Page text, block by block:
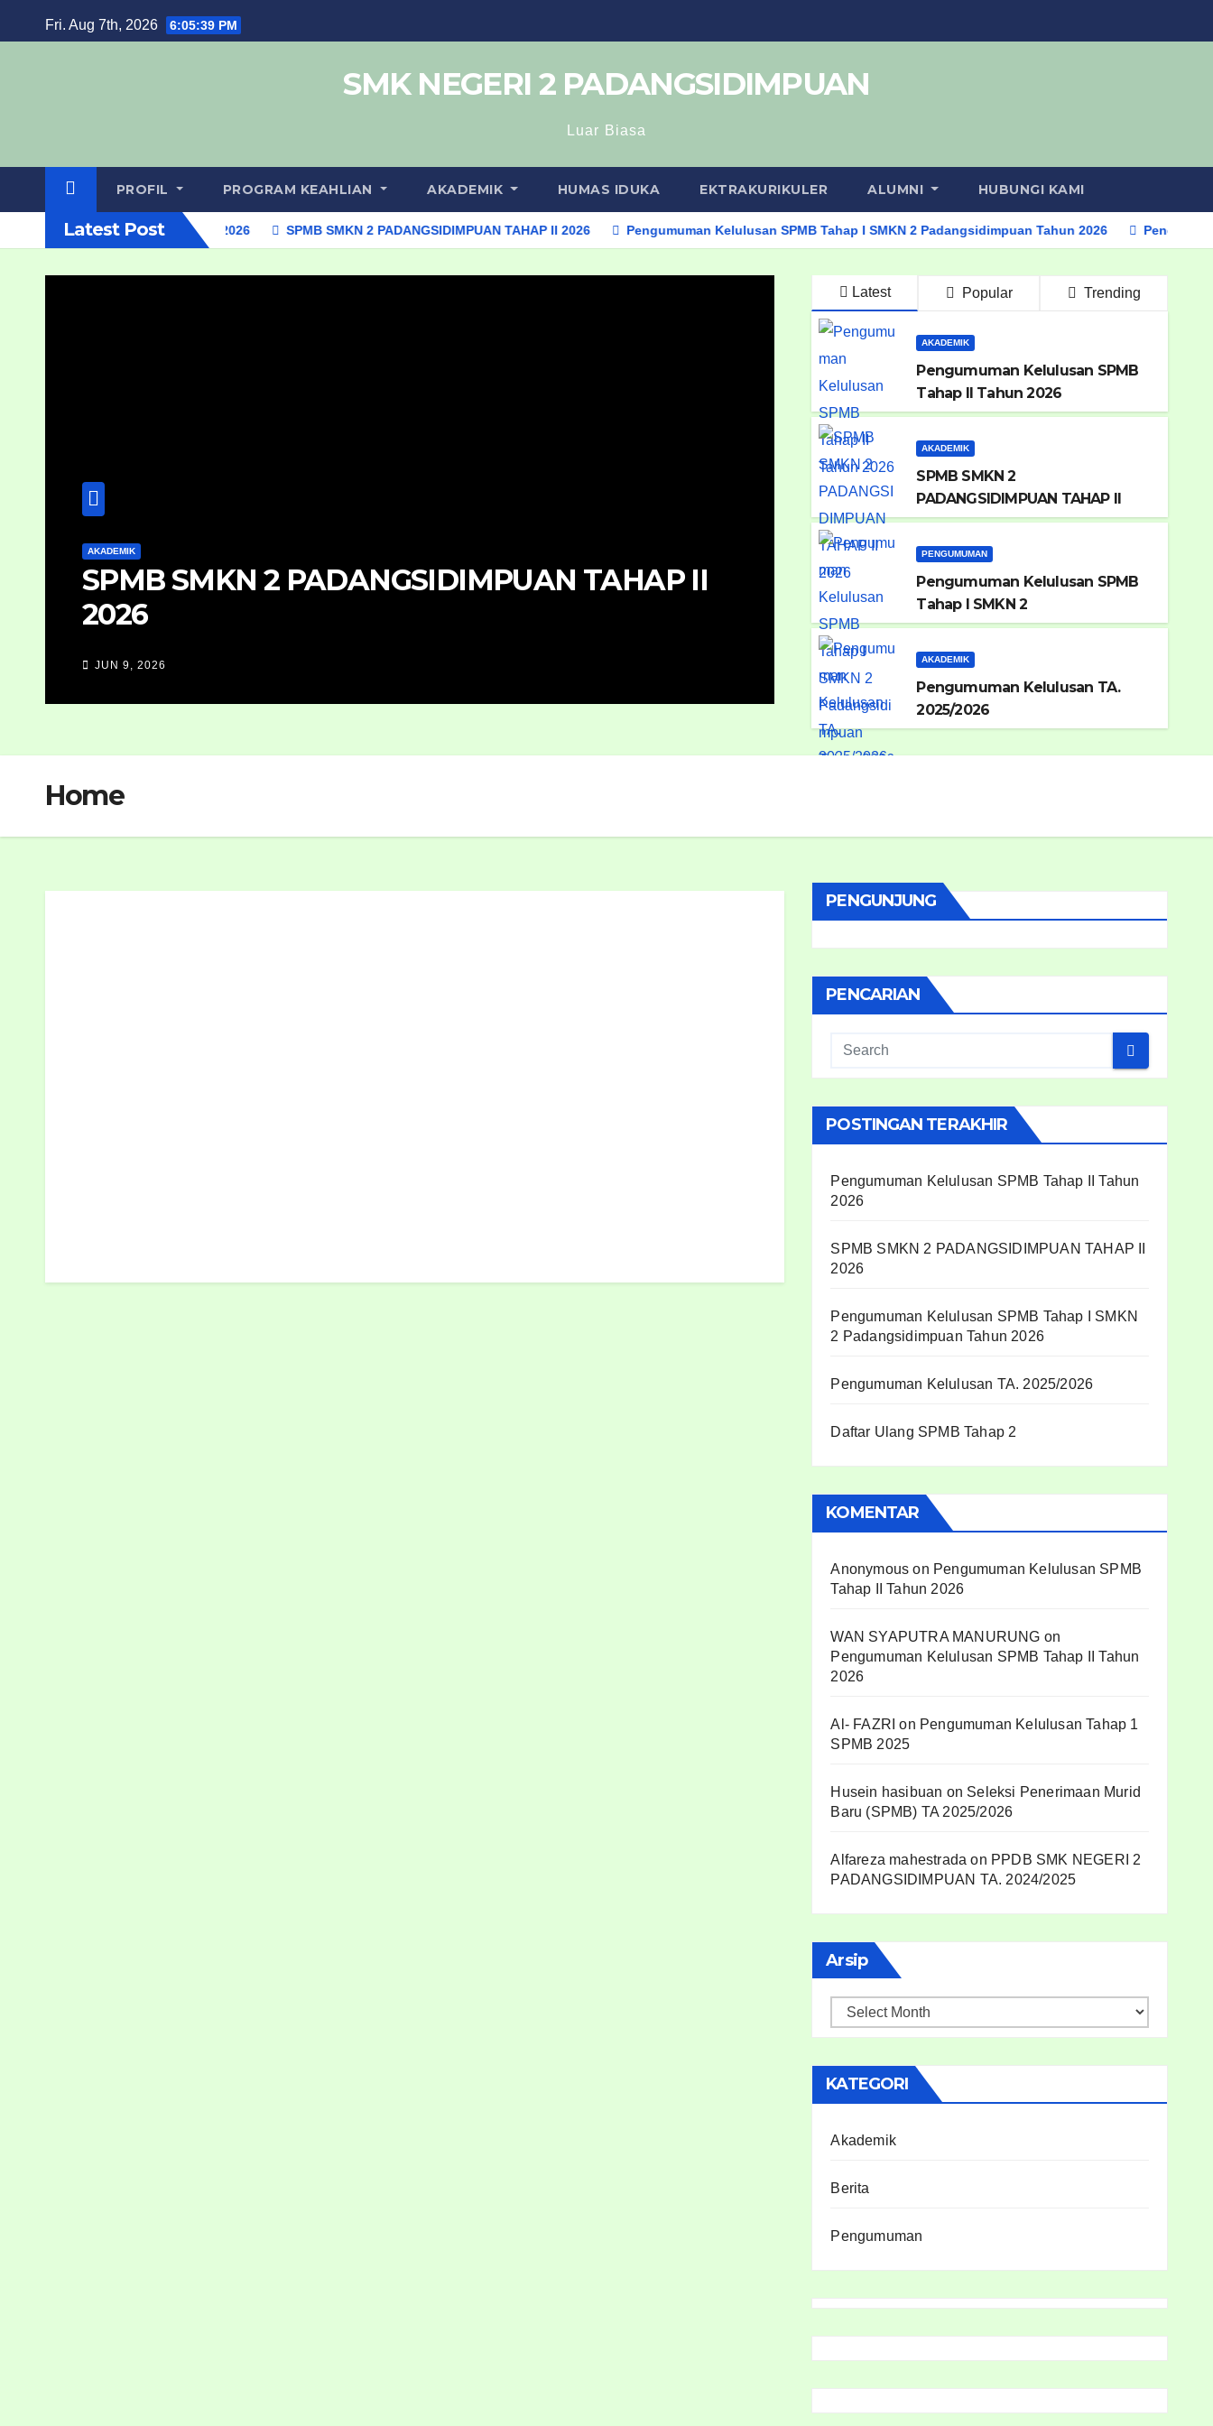
Fri. Aug 7th, 2026 6:05:39 PM
SMK NEGERI 2 PADANGSIDIMPUAN
Luar Biasa
PROFIL PROGRAM KEAHLIAN AKADEMIK HUMAS IDUKA EKTRAKURIKULER ALUMNI HUBUNGI KAMI
Latest Post
SPMB Tahap II Tahun 2026 SPMB SMKN 2 PADANGSIDIMPUAN TAHAP II 2026 Pengumuman Kelulusan SPMB Tahap I SMKN 2 Padangsidimpuan Tahun 2026 Pengumuman
PENGUMUMAN
Pengumuman Kelulusan SPMB Tahap I SMKN 2
Padangsidimpuan Tahun 2026
JUN 4, 2026
Pengumuman Kelulusan
Latest Popular Trending
AKADEMIK
Pengumuman Kelulusan SPMB
Tahap II Tahun 2026
AKADEMIK
SPMB SMKN 2
PADANGSIDIMPUAN TAHAP II
2026
PENGUMUMAN
Pengumuman Kelulusan SPMB
Tahap I SMKN 2
Padangsidimpuan Tahun 2026
AKADEMIK
Pengumuman Kelulusan TA.
2025/2026
Home
PENGUNJUNG
PENCARIAN
POSTINGAN TERAKHIR
Pengumuman Kelulusan SPMB Tahap II Tahun
2026
SPMB SMKN 2 PADANGSIDIMPUAN TAHAP II
2026
Pengumuman Kelulusan SPMB Tahap I SMKN
2 Padangsidimpuan Tahun 2026
Pengumuman Kelulusan TA. 2025/2026
Daftar Ulang SPMB Tahap 2
KOMENTAR
Anonymous on Pengumuman Kelulusan SPMB
Tahap II Tahun 2026
WAN SYAPUTRA MANURUNG on
Pengumuman Kelulusan SPMB Tahap II Tahun
2026
Al- FAZRI on Pengumuman Kelulusan Tahap 1
SPMB 2025
Husein hasibuan on Seleksi Penerimaan Murid
Baru (SPMB) TA 2025/2026
Alfareza mahestrada on PPDB SMK NEGERI 2
PADANGSIDIMPUAN TA. 2024/2025
Arsip
KATEGORI
Akademik
Berita
Pengumuman